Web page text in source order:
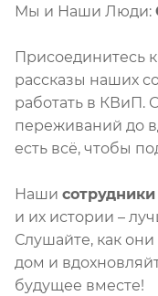
Мы и Наши Люди:
Присоединитесь
рассказы наших
работать в КВиП.
переживаний до
есть всё, чтобы
Наши
и их истории –
Слушайте, как они
дом и
будущее вместе!